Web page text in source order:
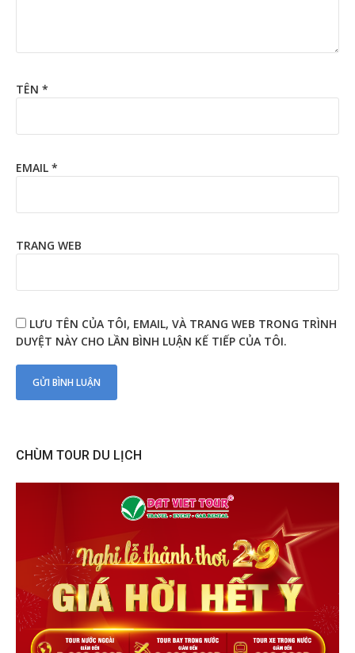
TÊN *
EMAIL *
TRANG WEB
LƯU TÊN CỦA TÔI, EMAIL, VÀ TRANG WEB TRONG TRÌNH
DUYỆT NÀY CHO LẦN BÌNH LUẬN KẾ TIẾP CỦA TÔI.
CHÙM TOUR DU LỊCH